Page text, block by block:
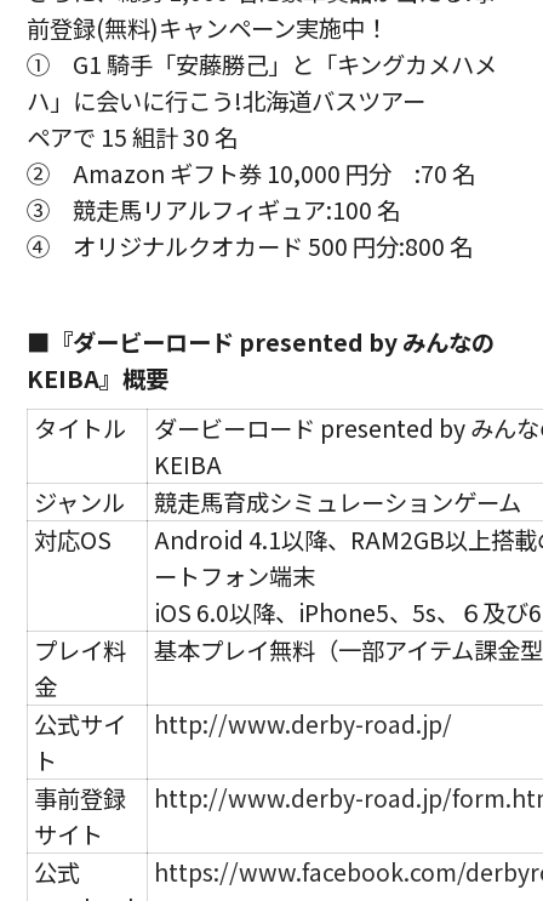
前登録(無料)キャンペーン実施中！
① G1 騎手「安藤勝己」と「キングカメハメ
ハ」に会いに行こう!北海道バスツアー
ペアで 15 組計 30 名
② Amazon ギフト券 10,000 円分 :70 名
③ 競走馬リアルフィギュア:100 名
④ オリジナルクオカード 500 円分:800 名
■『ダービーロード presented by みんなの
KEIBA』概要
タイトル
ダービーロード presented by みん
KEIBA
ジャンル
競走馬育成シミュレーションゲーム
対応OS
Android 4.1以降、RAM2GB以上搭載
ートフォン端末
iOS 6.0以降、iPhone5、5s、６及び
プレイ料
金
基本プレイ無料（一部アイテム課金
公式サイ
ト
http://www.derby-road.jp/
事前登録
サイト
http://www.derby-road.jp/
公式
https://www.facebook.com/